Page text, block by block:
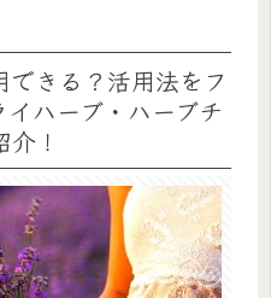
きる？活用法をフ
ハーブ・ハーブチ
！